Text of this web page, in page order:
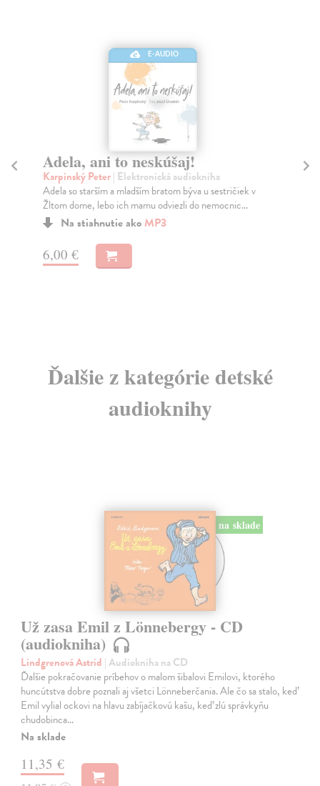
E-AUDIO
Adela, ani to neskúšaj!
Karpinský Peter| Elektronická audiokniha
Adela so starším a mladším bratom býva u sestričiek v
Žltom dome, lebo ich mamu odviezli do nemocnic...
Na stiahnutie ako MP3
6,00 €
Ďalšie z kategórie detské
audioknihy
na sklade
Už zasa Emil z Lönnebergy - CD
(audiokniha)
Lindgrenová Astrid | Audiokniha na CD
Ďalšie pokračovanie príbehov o malom šibalovi Emilovi, ktorého
huncútstva dobre poznali aj všetci Lönneberčania. Ale čo sa stalo, keď
Emil vylial ockovi na hlavu zabíjačkovú kašu, keď zlú správkyňu
chudobinca…
Na sklade
11,35 €